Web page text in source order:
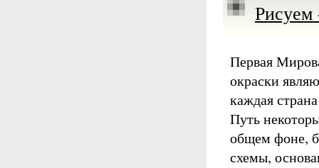
Рисуем
Первая
окраски
каждая
Путь
общем фоне,
схемы,